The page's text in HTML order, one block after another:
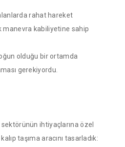
rahat hareket
manevra kabiliyetine sahip
olduğu bir ortamda
gerekiyordu.
ihtiyaçlarına özel
taşıma aracını tasarladık: